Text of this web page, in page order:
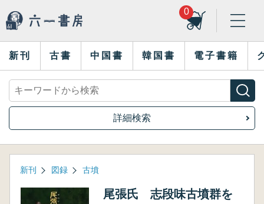
0
新刊 古書 中国書 韓国書 電子書籍
詳細検索
新刊 図録 古墳
尾張氏 志段味古墳群を